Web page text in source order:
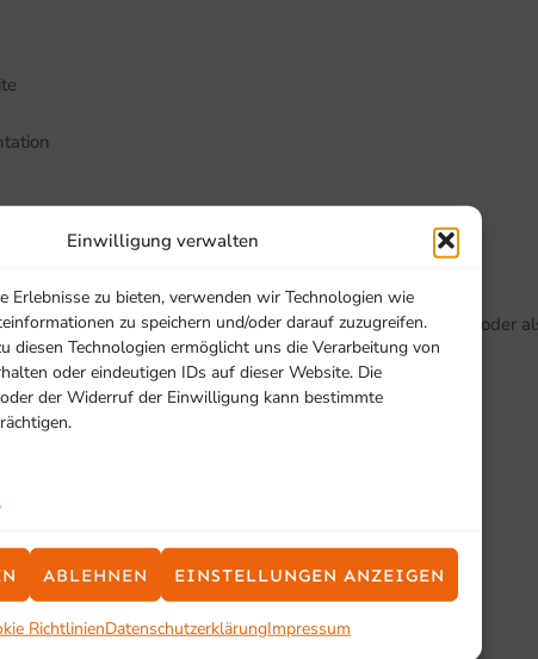
Einwilligung verwalten
Erlebnisse zu bieten, verwenden wir Technologien wie
zu speichern und/oder darauf zuzugreifen.
diesen Technologien ermöglicht uns die Verarbeitung von
oder eindeutigen IDs auf dieser Website. Die
der Widerruf der Einwilligung kann bestimmte
ABLEHNEN EINSTELLUNGEN ANZEIGEN
RichtlinienDatenschutzerklärungImpressum
zur kontrollierten Fleischreifung direkt am Point of Sale oder
SCHON GESEHEN?
Produkte